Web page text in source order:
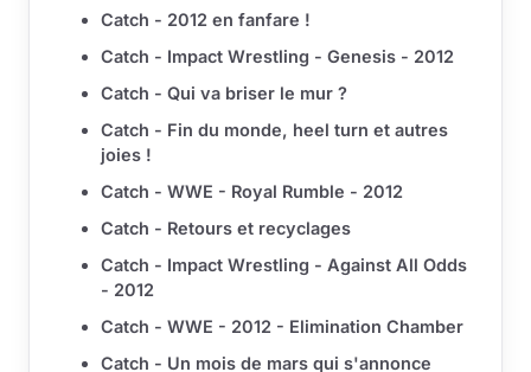
Catch - 2012 en fanfare !
Catch - Impact Wrestling - Genesis - 2012
Catch - Qui va briser le mur ?
Catch - Fin du monde, heel turn et autres
joies !
Catch - WWE - Royal Rumble - 2012
Catch - Retours et recyclages
Catch - Impact Wrestling - Against All Odds
- 2012
Catch - WWE - 2012 - Elimination Chamber
Catch - Un mois de mars qui s'annonce